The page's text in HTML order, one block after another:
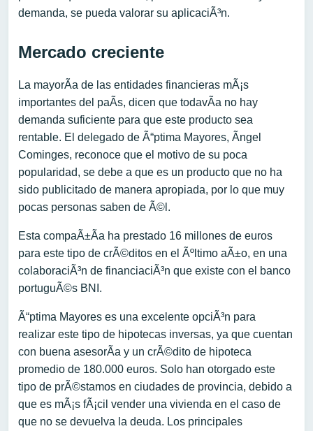
demanda, se pueda valorar su aplicaciÃ³n.
Mercado creciente
La mayorÃ­a de las entidades financieras mÃ¡s
importantes del paÃ­s, dicen que todavÃ­a no hay
demanda suficiente para que este producto sea
rentable. El delegado de Ã“ptima Mayores, Ãngel
Cominges, reconoce que el motivo de su poca
popularidad, se debe a que es un producto que no ha
sido publicitado de manera apropiada, por lo que muy
pocas personas saben de Ã©l.
Esta compaÃ±Ã­a ha prestado 16 millones de euros
para este tipo de crÃ©ditos en el Ãºltimo aÃ±o, en una
colaboraciÃ³n de financiaciÃ³n que existe con el banco
portuguÃ©s BNI.
Ã“ptima Mayores es una excelente opciÃ³n para
realizar este tipo de hipotecas inversas, ya que cuentan
con buena asesorÃ­a y un crÃ©dito de hipoteca
promedio de 180.000 euros. Solo han otorgado este
tipo de prÃ©stamos en ciudades de provincia, debido a
que es mÃ¡s fÃ¡cil vender una vivienda en el caso de
que no se devuelva la deuda. Los principales